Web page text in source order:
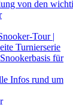
von den
Tour |
Turnierserie
Snookerbasis für
Infos rund um